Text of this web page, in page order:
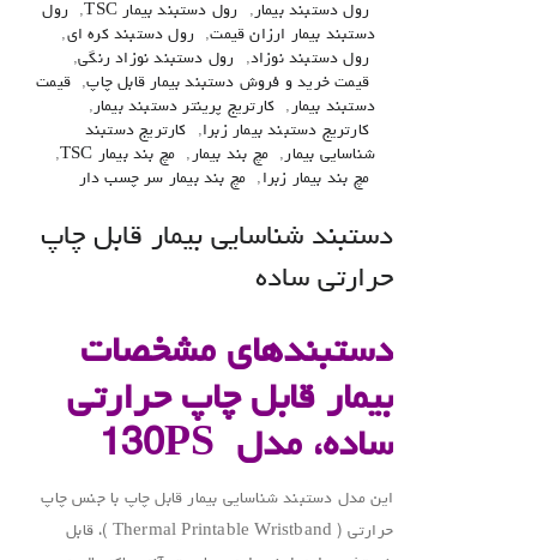
رول دستبند بیمار , رول دستبند بیمار TSC ,
رول
دستبند بیمار ارزان قیمت, رول دستبند کره ای,
رول دستبند نوزاد, رول دستبند نوزاد رنگی,
قیمت خرید و فروش دستبند بیمار قابل چاپ,
قیمت
دستبند بیمار , کارتریج پرینتر دستبند بیمار ,
کارتریج دستبند بیمار زبرا,
کارتریج دستبند
شناسایی بیمار , مچ بند بیمار , مچ بند بیمار TSC
,
مچ بند بیمار زبرا , مچ بند بیمار سر چسب دار
دستبند شناسایی بیمار قابل چاپ
حرارتی ساده
دستبندهای مشخصات
بیمار قابل چاپ حرارتی
ساده، مدل 130PS
این مدل دستبند شناسایی بیمار قابل چاپ با جنس چاپ
حرارتی ( Thermal Printable Wristband )، قابل